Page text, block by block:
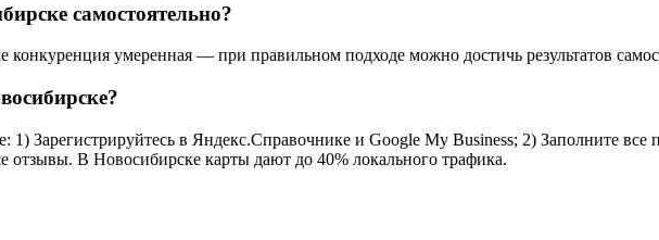
самостоятельно?
умеренная — при правильном подходе можно достичь результатов
Зарегистрируйтесь в Яндекс.Справочнике и Google My Business; 2) Заполните все
В Новосибирске карты дают до 40% локального трафика.